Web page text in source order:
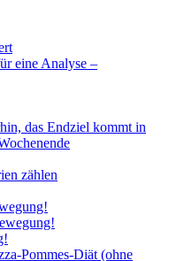
eine Analyse –
das Endziel kommt in
zählen
Pommes-Diät (ohne